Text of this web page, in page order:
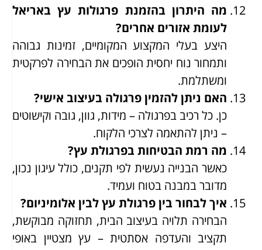
מה היתרון בהזמנת פרגולות עץ באריאל
לעומת אזורים אחרים?
היצע בעלי המקצוע המקומיים, זמינות גבוהה
ותמחור נוח יחסית הופכים את הבחירה לפרקטית
ומשתלמת.
האם ניתן להזמין פרגולה בעיצוב אישי?
כן. כל רכיב בפרגולה – מידות, גוון, גובה וקישוטים
– ניתן להתאמה לצרכי הלקוח.
מה רמת הבטיחות בפרגולת עץ?
כאשר הבנייה נעשית לפי תקנים, כולל עיגון נכון,
מדובר במבנה בטוח ועמיד.
איך לבחור בין פרגולת עץ לבין אלומיניום?
הבחירה תלויה בעיצוב הבית, תחזוקה מבוקשת,
תקציב והעדפה אסתטית – עץ מצטיין באופי